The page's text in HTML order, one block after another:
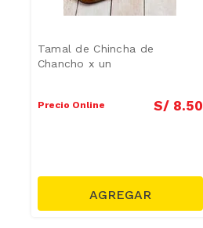
Tamal de Chincha de
Chancho x un
Precio Online S/ 8.50